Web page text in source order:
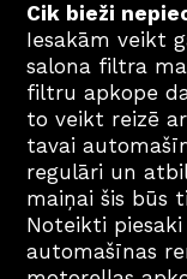
Cik bieži
Iesakām veikt
salona filtra
filtru apkope
to veikt reizē
tavai
regulāri un
maiņai šis būs
Noteikti
automašīnas